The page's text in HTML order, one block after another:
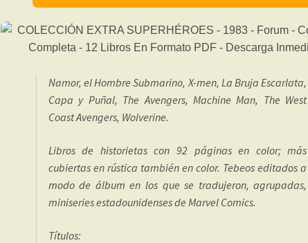
Namor, el Hombre Submarino, X-men, La Bruja Escarlata,
Capa y Puñal, The Avengers, Machine Man, The West
Coast Avengers, Wolverine.
Libros de historietas con 92 páginas en color; más
cubiertas en rústica también en color. Tebeos editados a
modo de álbum en los que se tradujeron, agrupadas,
miniseries estadounidenses de Marvel Comics.
Títulos: